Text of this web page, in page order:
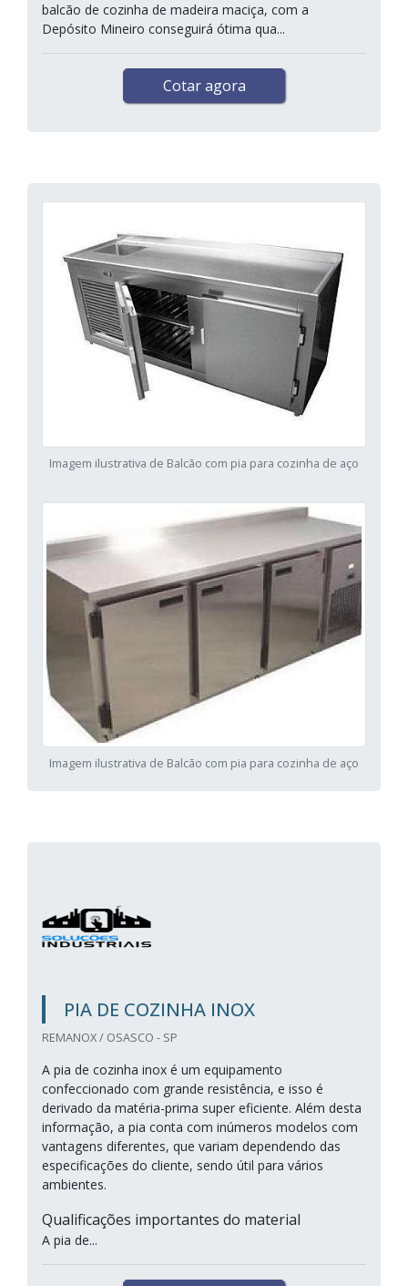
balcão de cozinha de madeira maciça, com a
Depósito Mineiro conseguirá ótima qua...
Cotar agora
Imagem ilustrativa de Balcão com pia para cozinha de aço
Imagem ilustrativa de Balcão com pia para cozinha de aço
PIA DE COZINHA INOX
REMANOX / OSASCO - SP
A pia de cozinha inox é um equipamento
confeccionado com grande resistência, e isso é
derivado da matéria-prima super eficiente. Além desta
informação, a pia conta com inúmeros modelos com
vantagens diferentes, que variam dependendo das
especificações do cliente, sendo útil para vários
ambientes.
Qualificações importantes do material
A pia de...